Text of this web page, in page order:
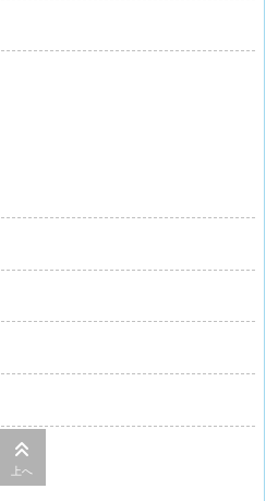
上へ